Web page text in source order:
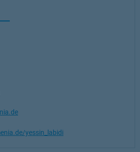
yessin_labidi